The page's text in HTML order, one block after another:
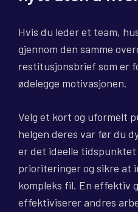
Hvis du leder et team,
gjennom den samme
restitusjonsbrief som er
ødelegge motivasjonen.
Velg et kort og uformelt
helgen deres var før du
er det ideelle tidspunktet
prioriteringer og sikre at
kompleks fil. En effektiv
effektiviserer andres